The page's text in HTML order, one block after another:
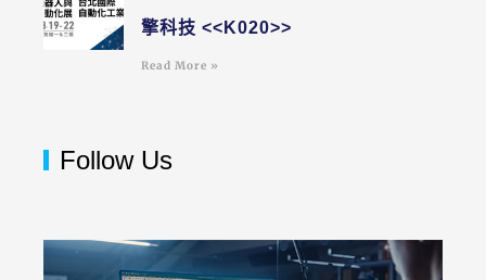
擎科技 <<K020>>
Read More »
Follow Us